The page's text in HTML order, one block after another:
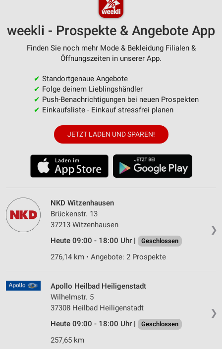
weekli - Prospekte & Angebote App
Finden Sie noch mehr Mode & Bekleidung Filialen &
Öffnungszeiten in unserer App.
✔ Standortgenaue Angebote
✔ Folge deinem Lieblingshändler
✔ Push-Benachrichtigungen bei neuen Prospekten
✔ Einkaufsliste - Einkauf stressfrei planen
JETZT LADEN UND SPAREN!
❯
NKD Witzenhausen
Brückenstr. 13
37213 Witzenhausen
Heute 09:00 - 18:00 Uhr |
Geschlossen
276,14 km • Angebote: 2 Prospekte
❯
Apollo Heilbad Heiligenstadt
Wilhelmstr. 5
37308 Heilbad Heiligenstadt
Heute 09:00 - 18:00 Uhr |
Geschlossen
257,65 km